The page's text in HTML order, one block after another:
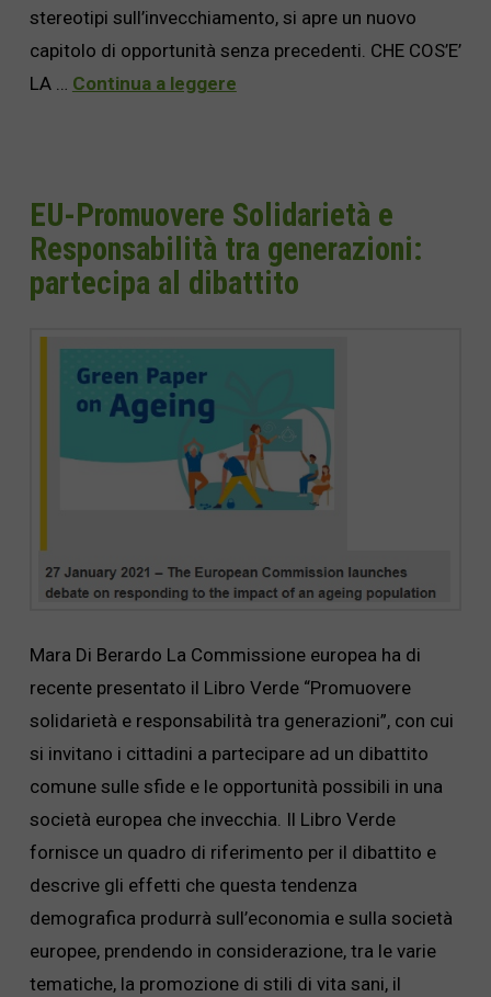
stereotipi sull’invecchiamento, si apre un nuovo
capitolo di opportunità senza precedenti. CHE COS’E’
LA … Continua a leggere
EU-Promuovere Solidarietà e
Responsabilità tra generazioni:
partecipa al dibattito
Mara Di Berardo La Commissione europea ha di
recente presentato il Libro Verde “Promuovere
solidarietà e responsabilità tra generazioni”, con cui
si invitano i cittadini a partecipare ad un dibattito
comune sulle sfide e le opportunità possibili in una
società europea che invecchia. Il Libro Verde
fornisce un quadro di riferimento per il dibattito e
descrive gli effetti che questa tendenza
demografica produrrà sull’economia e sulla società
europee, prendendo in considerazione, tra le varie
tematiche, la promozione di stili di vita sani, il